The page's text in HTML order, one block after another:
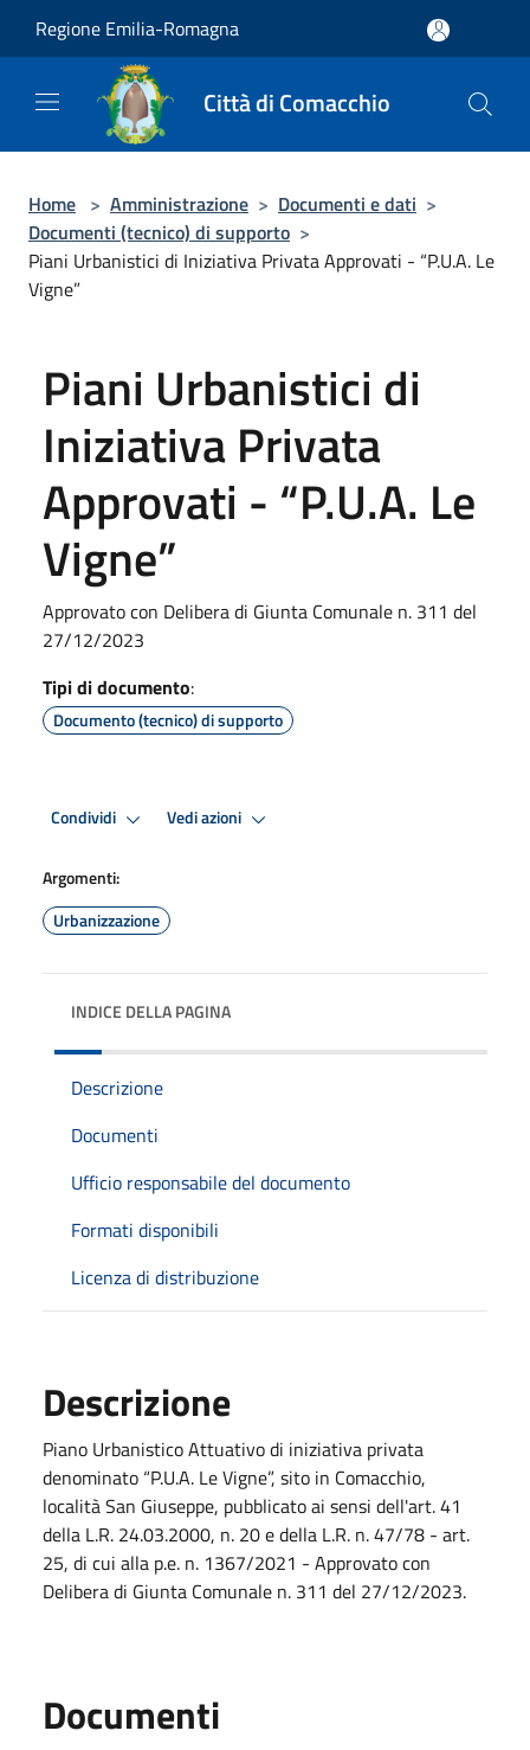
Regione Emilia-Romagna
Città di Comacchio
Home > Amministrazione > Documenti e dati >
Documenti (tecnico) di supporto >
Piani Urbanistici di Iniziativa Privata Approvati - “P.U.A. Le
Vigne”
Piani Urbanistici di
Iniziativa Privata
Approvati - “P.U.A. Le
Vigne”
Approvato con Delibera di Giunta Comunale n. 311 del
27/12/2023
Tipi di documento:
Documento (tecnico) di supporto
Condividi Vedi azioni
Argomenti:
Urbanizzazione
INDICE DELLA PAGINA
Descrizione
Documenti
Ufficio responsabile del documento
Formati disponibili
Licenza di distribuzione
Descrizione
Piano Urbanistico Attuativo di iniziativa privata
denominato “P.U.A. Le Vigne”, sito in Comacchio,
località San Giuseppe, pubblicato ai sensi dell'art. 41
della L.R. 24.03.2000, n. 20 e della L.R. n. 47/78 - art.
25, di cui alla p.e. n. 1367/2021 - Approvato con
Delibera di Giunta Comunale n. 311 del 27/12/2023.
Documenti